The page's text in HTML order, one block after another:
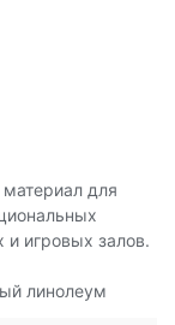
для
и игровых залов.
линолеум